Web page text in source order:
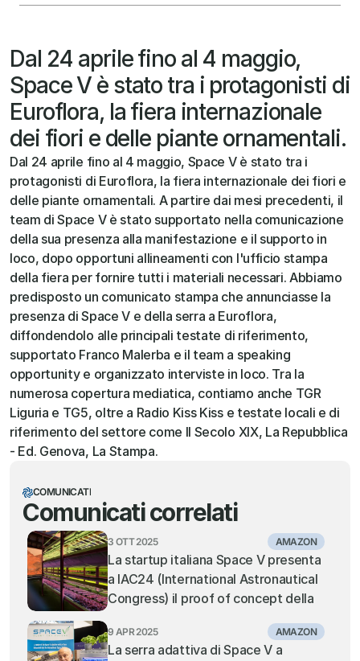
Dal 24 aprile fino al 4 maggio,
Space V è stato tra i protagonisti di
Euroflora, la fiera internazionale
dei fiori e delle piante ornamentali.
Dal 24 aprile fino al 4 maggio, Space V è stato tra i
protagonisti di Euroflora, la fiera internazionale dei fiori e
delle piante ornamentali. A partire dai mesi precedenti, il
team di Space V è stato supportato nella comunicazione
della sua presenza alla manifestazione e il supporto in
loco, dopo opportuni allineamenti con l'ufficio stampa
della fiera per fornire tutti i materiali necessari. Abbiamo
predisposto un comunicato stampa che annunciasse la
presenza di Space V e della serra a Euroflora,
diffondendolo alle principali testate di riferimento,
supportato Franco Malerba e il team a speaking
opportunity e organizzato interviste in loco. Tra la
numerosa copertura mediatica, contiamo anche TGR
Liguria e TG5, oltre a Radio Kiss Kiss e testate locali e di
riferimento del settore come Il Secolo XIX, La Repubblica
- Ed. Genova, La Stampa.
COMUNICATI
Comunicati correlati
3 OTT 2025 AMAZON
La startup italiana Space V presenta
a IAC24 (International Astronautical
Congress) il proof of concept della
per le coltivazioni nello spazio
9 APR 2025 AMAZON
La serra adattiva di Space V a